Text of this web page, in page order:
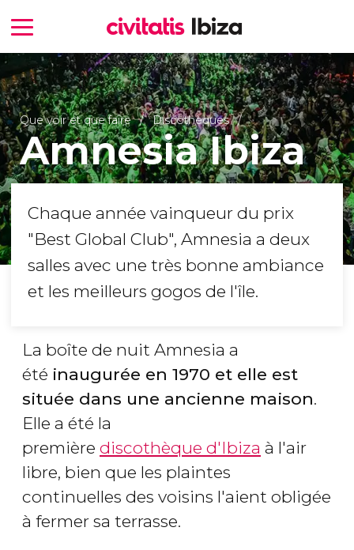
Que voir et que faire Discothèques
Amnesia Ibiza
Chaque année vainqueur du prix
"Best Global Club", Amnesia a deux
salles avec une très bonne ambiance
et les meilleurs gogos de l'île.
La boîte de nuit Amnesia a
été inaugurée en 1970 et elle est
située dans une ancienne maison.
Elle a été la
première discothèque d'Ibiza à l'air
libre, bien que les plaintes
continuelles des voisins l'aient obligée
à fermer sa terrasse.